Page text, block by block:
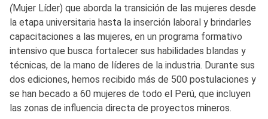
(Mujer Líder) que aborda la transición de las mujeres desde
la etapa universitaria hasta la inserción laboral y brindarles
capacitaciones a las mujeres, en un programa formativo
intensivo que busca fortalecer sus habilidades blandas y
técnicas, de la mano de líderes de la industria. Durante sus
dos ediciones, hemos recibido más de 500 postulaciones y
se han becado a 60 mujeres de todo el Perú, que incluyen
las zonas de influencia directa de proyectos mineros.